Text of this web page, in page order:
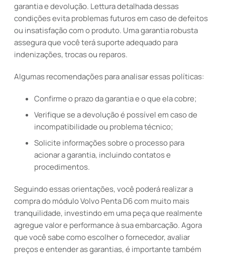
garantia e devolução. Lettura detalhada dessas
condições evita problemas futuros em caso de defeitos
ou insatisfação com o produto. Uma garantia robusta
assegura que você terá suporte adequado para
indenizações, trocas ou reparos.
Algumas recomendações para analisar essas políticas:
Confirme o prazo da garantia e o que ela cobre;
Verifique se a devolução é possível em caso de
incompatibilidade ou problema técnico;
Solicite informações sobre o processo para
acionar a garantia, incluindo contatos e
procedimentos.
Seguindo essas orientações, você poderá realizar a
compra do módulo Volvo Penta D6 com muito mais
tranquilidade, investindo em uma peça que realmente
agregue valor e performance à sua embarcação. Agora
que você sabe como escolher o fornecedor, avaliar
preços e entender as garantias, é importante também